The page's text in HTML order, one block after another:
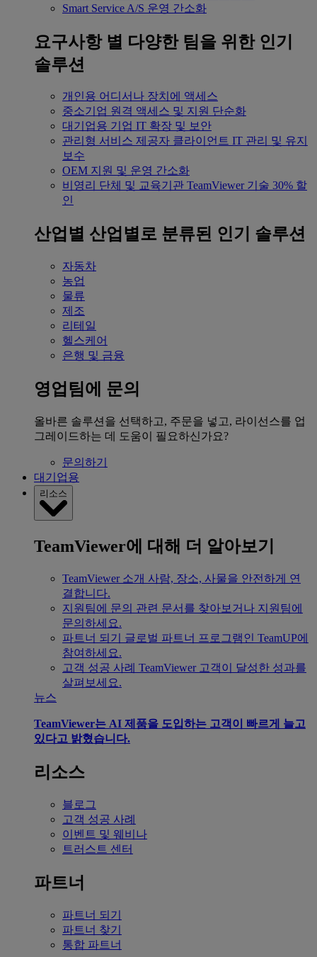
Smart Service A/S 운영 간소화
요구사항 별 다양한 팀을 위한 인기
솔루션
개인용 어디서나 장치에 액세스
중소기업 원격 액세스 및 지원 단순화
대기업용 기업 IT 확장 및 보안
관리형 서비스 제공자 클라이언트 IT 관리 및 유지
보수
OEM 지원 및 운영 간소화
비영리 단체 및 교육기관 TeamViewer 기술 30% 할
인
산업별 산업별로 분류된 인기 솔루션
자동차
농업
물류
제조
리테일
헬스케어
은행 및 금융
영업팀에 문의
올바른 솔루션을 선택하고, 주문을 넣고, 라이선스를 업
그레이드하는 데 도움이 필요하신가요?
문의하기
대기업용
리소스
TeamViewer에 대해 더 알아보기
TeamViewer 소개 사람, 장소, 사물을 안전하게 연
결합니다.
지원팀에 문의 관련 문서를 찾아보거나 지원팀에
문의하세요.
파트너 되기
글로벌 파트너 프로그램인 TeamUP에
참여하세요.
고객 성공 사례 TeamViewer 고객이 달성한 성과를
살펴보세요.
뉴스
TeamViewer는 AI 제품을 도입하는 고객이 빠르게 늘고
있다고 밝혔습니다.
리소스
블로그
고객 성공 사례
이벤트 및 웨비나
트러스트 센터
파트너
파트너 되기
파트너 찾기
통합 파트너